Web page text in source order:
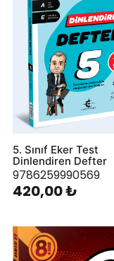
5. Sınıf Eker Test
Dinlendiren Defter
9786259990569
420,00 ₺